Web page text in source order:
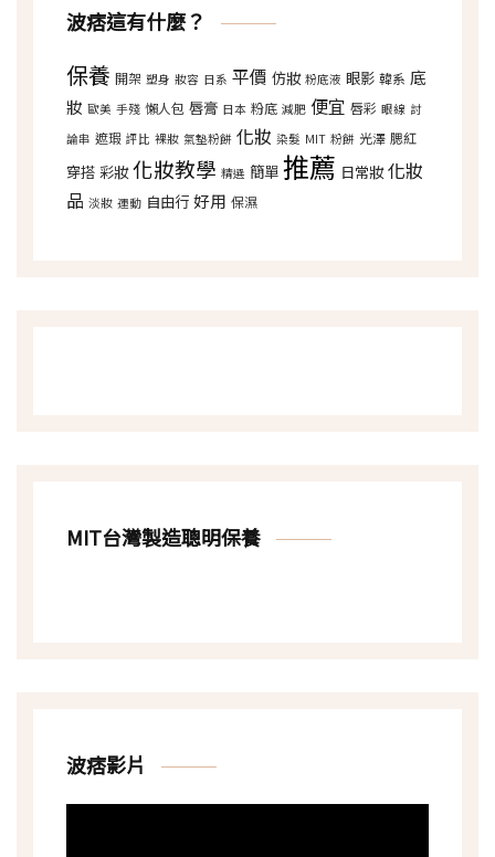
波痞這有什麼？
保養 開架 塑身 妝容 日系 平價 仿妝 粉底液 眼影 韓系 底
妝 歐美 手殘 懶人包 唇膏 日本 粉底 減肥 便宜 唇彩 眼線 討
論串 遮瑕 評比 裸妝 氣墊粉餅 化妝 染髮 MIT 粉餅 光澤 腮紅
穿搭 彩妝 化妝教學 精選 簡單 推薦 日常妝 化妝
品 淡妝 運動 自由行 好用 保濕
MIT台灣製造聰明保養
波痞影片